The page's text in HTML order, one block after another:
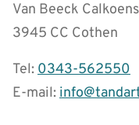
Van Beeck
3945 CC Cothen
Tel:0343-562550
E-mail: